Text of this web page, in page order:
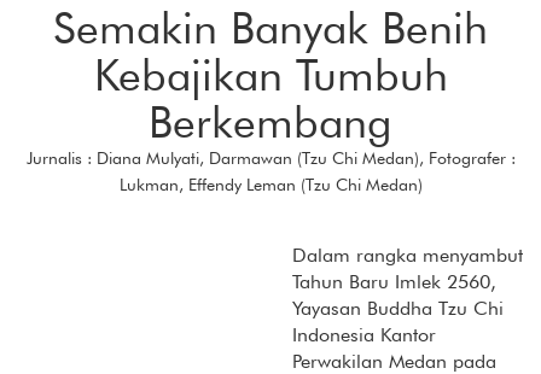
Semakin Banyak Benih
Kebajikan Tumbuh
Berkembang
Jurnalis : Diana Mulyati, Darmawan (Tzu Chi Medan), Fotografer :
Lukman, Effendy Leman (Tzu Chi Medan)
Dalam rangka menyambut
Tahun Baru Imlek 2560,
Yayasan Buddha Tzu Chi
Indonesia Kantor
Perwakilan Medan pada